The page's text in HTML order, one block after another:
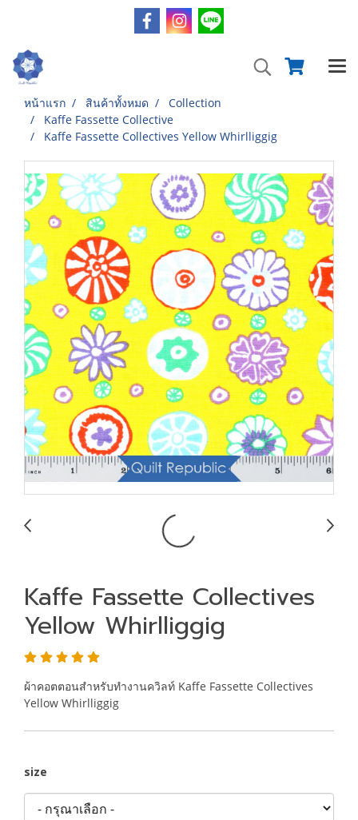
หน้าแรก สินค้าทั้งหมด
Collection
Kaffe Fassette Collective
Kaffe Fassette Collectives Yellow Whirlliggig
Kaffe Fassette Collectives
Yellow Whirlliggig
ผ้าคอตตอนสำหรับทำงานควิลท์ Kaffe Fassette Collectives
Yellow Whirlliggig
size